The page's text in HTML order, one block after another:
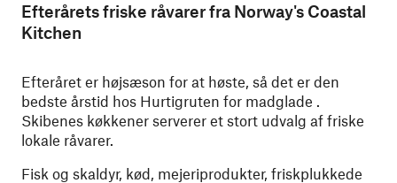
Efterårets friske råvarer fra Norway's Coastal
Kitchen
Efteråret er højsæson for at høste, så det er den
bedste årstid hos Hurtigruten for madglade .
Skibenes køkkener serverer et stort udvalg af friske
lokale råvarer.
Fisk og skaldyr, kød, mejeriprodukter, friskplukkede